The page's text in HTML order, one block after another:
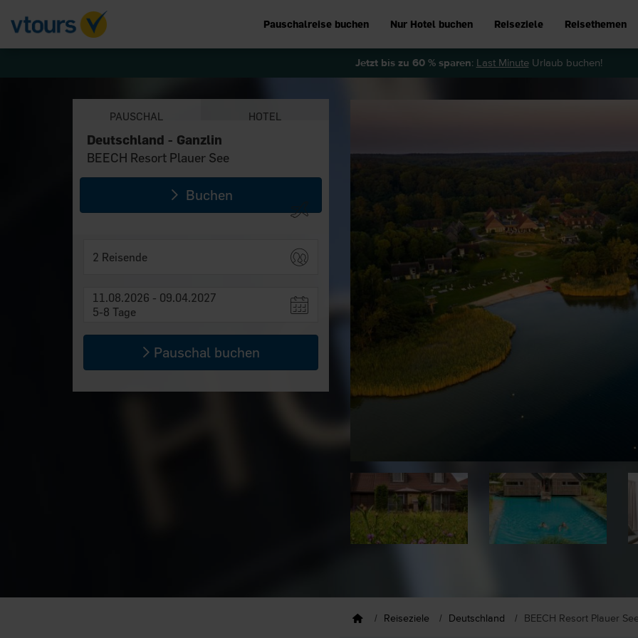
Pauschalreise buchen Nur Hotel buchen Reiseziele Reisethemen
Jetzt bis zu 60 % sparen: Last MinuteUrlaub buchen!
PAUSCHAL HOTEL
Deutschland - Ganzlin
2 Reisende
11.08.2026 - 09.04.2027
5-8 Tage
Pauschal buchen
Deutschland - Ganzlin
BEECH Resort Plauer See
Buchen
Reiseziele Deutschland BEECH Resort Plauer